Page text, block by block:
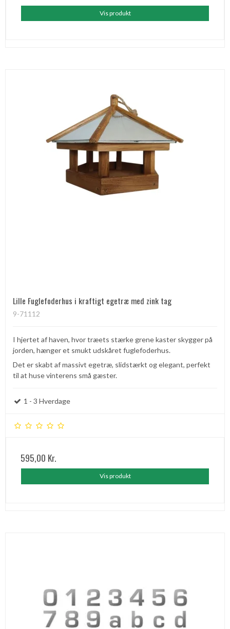
Vis produkt
Lille Fuglefoderhus i kraftigt egetræ med zink tag
9-71112
I hjertet af haven, hvor træets stærke grene kaster skygger på
jorden, hænger et smukt udskåret fuglefoderhus.
Det er skabt af massivt egetræ, slidstærkt og elegant, perfekt
til at huse vinterens små gæster.
1 - 3 Hverdage
595,00 Kr.
Vis produkt